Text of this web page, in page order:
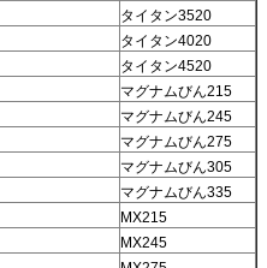
タイタン3520
タイタン4020
タイタン4520
マグナムびん215
マグナムびん245
マグナムびん275
マグナムびん305
マグナムびん335
MX215
MX245